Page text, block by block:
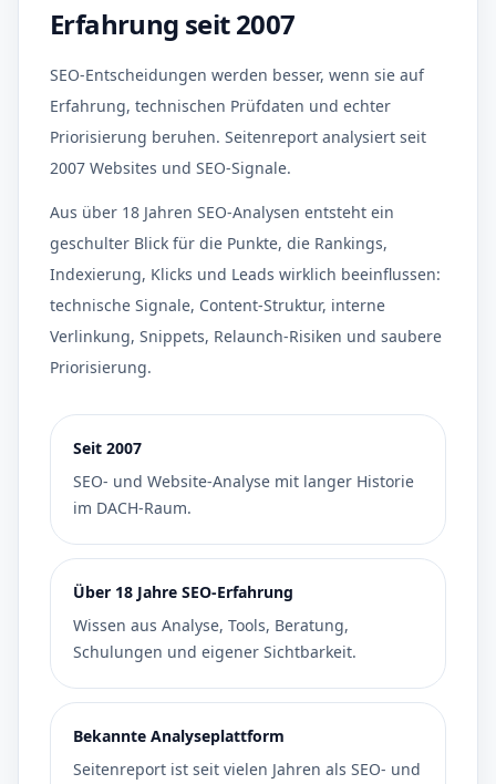
Erfahrung seit 2007
SEO-Entscheidungen werden besser, wenn sie auf
Erfahrung, technischen Prüfdaten und echter
Priorisierung beruhen. Seitenreport analysiert seit
2007 Websites und SEO-Signale.
Aus über 18 Jahren SEO-Analysen entsteht ein
geschulter Blick für die Punkte, die Rankings,
Indexierung, Klicks und Leads wirklich beeinflussen:
technische Signale, Content-Struktur, interne
Verlinkung, Snippets, Relaunch-Risiken und saubere
Priorisierung.
Seit 2007
SEO- und Website-Analyse mit langer Historie
im DACH-Raum.
Über 18 Jahre SEO-Erfahrung
Wissen aus Analyse, Tools, Beratung,
Schulungen und eigener Sichtbarkeit.
Bekannte Analyseplattform
Seitenreport ist seit vielen Jahren als SEO- und